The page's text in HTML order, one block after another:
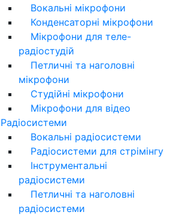
Вокальні мікрофони
Конденсаторні мікрофони
Мікрофони для теле-
радіостудій
Петличні та наголовні
мікрофони
Студійні мікрофони
Мікрофони для відео
Радіосистеми
Вокальні радіосистеми
Радіосистеми для стрімінгу
Інструментальні
радіосистеми
Петличні та наголовні
радіосистеми